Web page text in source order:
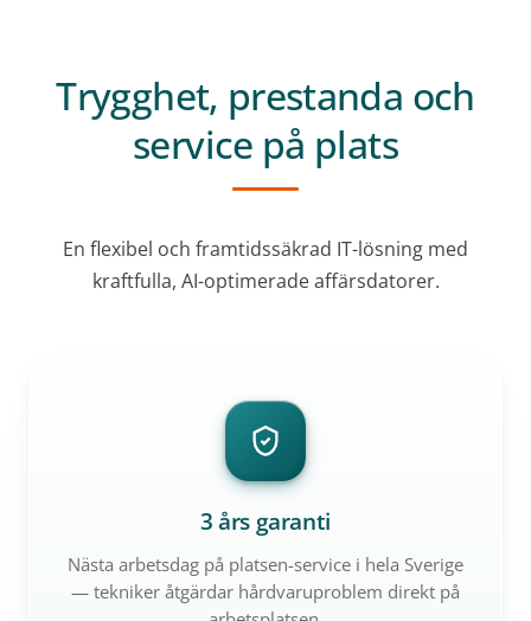
Trygghet, prestanda och
service på plats
En flexibel och framtidssäkrad IT-lösning med
kraftfulla, AI-optimerade affärsdatorer.
3 års garanti
Nästa arbetsdag på platsen-service i hela Sverige
— tekniker åtgärdar hårdvaruproblem direkt på